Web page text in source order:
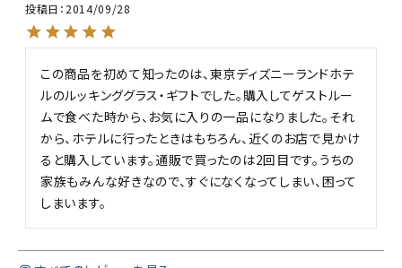
投稿日 2014/09/28
この商品を初めて知ったのは、東京ディズニーランドホテ
ルのルッキンググラス・ギフトでした。購入してゲストルー
ムで食べた時から、お気に入りの一品になりました。それ
から、ホテルに行ったときはもちろん、近くのお店で見かけ
ると購入しています。通販で買ったのは2回目です。うちの
家族もみんな好きなので、すぐになくなってしまい、困って
しまいます。